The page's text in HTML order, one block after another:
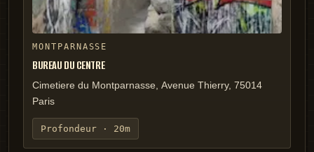
MONTPARNASSE
BUREAU DU CENTRE
Cimetiere du Montparnasse, Avenue Thierry, 75014
Paris
Profondeur · 20m